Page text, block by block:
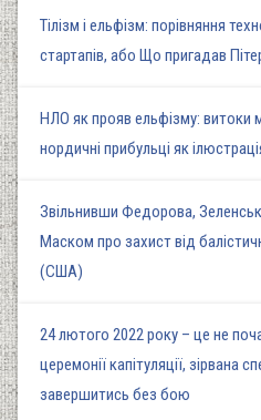
Тілізм і ельфізм: порівняння
стартапів, або Що пригадав
НЛО як прояв ельфізму: витоки
нордичні прибульці як
Звільнивши Федорова,
Маском про захист від
(США)
24 лютого 2022 року – це не
церемонії капітуляції, зірвана
завершитись без бою